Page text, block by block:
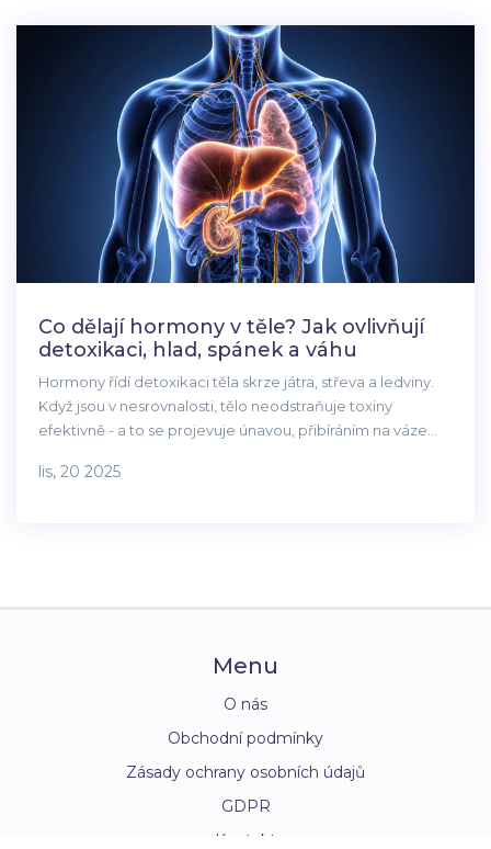
Co dělají hormony v těle? Jak ovlivňují
detoxikaci, hlad, spánek a váhu
Hormony řídí detoxikaci těla skrze játra, střeva a ledviny.
Když jsou v nesrovnalosti, tělo neodstraňuje toxiny
efektivně - a to se projevuje únavou, přibíráním na váze
estrogeny a co s tím dělat.
lis, 20 2025
Menu
O nás
Obchodní podmínky
Zásady ochrany osobních údajů
GDPR
Kontakt